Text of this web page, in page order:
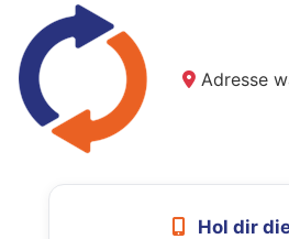
Adresse
Hol dir